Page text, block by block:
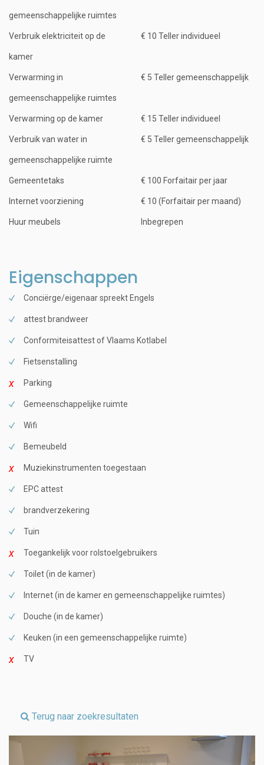
gemeenschappelijke ruimtes
Verbruik elektriciteit op de
kamer
€ 10 Teller individueel
Verwarming in
gemeenschappelijke ruimtes
€ 5 Teller gemeenschappelijk
Verwarming op de kamer € 15 Teller individueel
Verbruik van water in
gemeenschappelijke ruimte
€ 5 Teller gemeenschappelijk
Gemeentetaks € 100 Forfaitair per jaar
Internet voorziening € 10 (Forfaitair per maand)
Huur meubels Inbegrepen
Eigenschappen
Conciërge/eigenaar spreekt Engels
attest brandweer
Conformiteisattest of Vlaams Kotlabel
Fietsenstalling
Parking
Gemeenschappelijke ruimte
Wifi
Bemeubeld
Muziekinstrumenten toegestaan
EPC attest
brandverzekering
Tuin
Toegankelijk voor rolstoelgebruikers
Toilet (in de kamer)
Internet (in de kamer en gemeenschappelijke ruimtes)
Douche (in de kamer)
Keuken (in een gemeenschappelijke ruimte)
TV
Terug naar zoekresultaten